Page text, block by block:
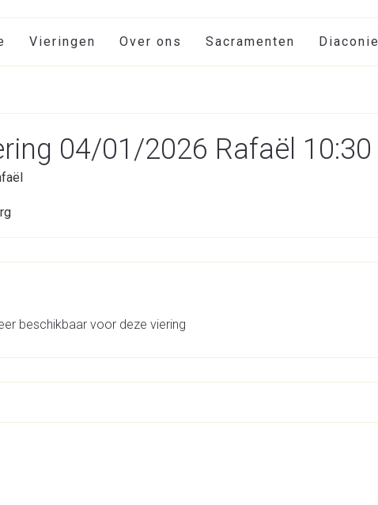
Vieringen Over ons Sacramenten Diaconie
04/01/2026 Rafaël 10:30
beschikbaar voor deze viering